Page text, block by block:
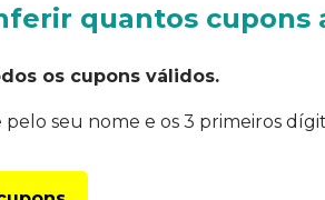
quantos cupons
os cupons válidos.
seu nome e os 3 primeiros